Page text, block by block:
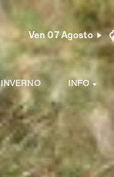
Ven 07 Agosto
INVERNO INFO